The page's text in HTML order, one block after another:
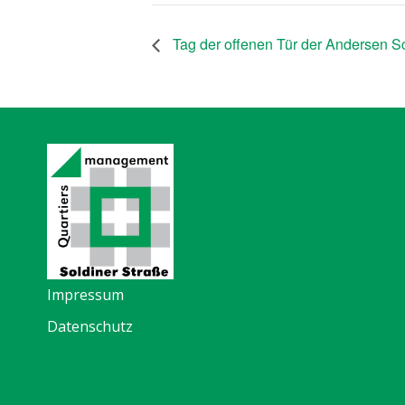
Tag der offenen Tür der Andersen
Impressum
Datenschutz